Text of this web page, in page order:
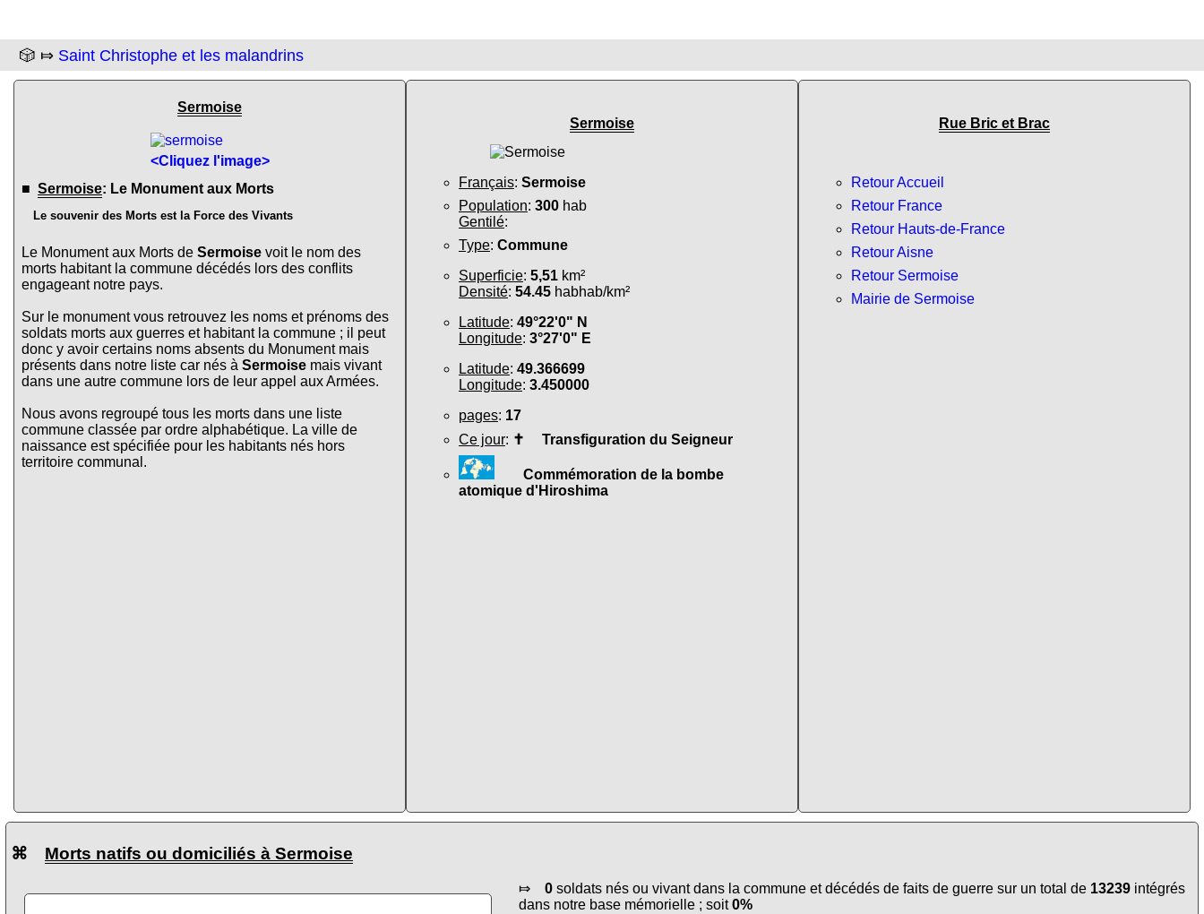
🎲 ⤇ Saint Christophe et les malandrins
Sermoise
<Cliquez l'image>
■ Sermoise: Le Monument aux Morts
Le souvenir des Morts est la Force des Vivants
Le Monument aux Morts de Sermoise voit le nom des
morts habitant la commune décédés lors des conflits
engageant notre pays.
Sur le monument vous retrouvez les noms et prénoms des
soldats morts aux guerres et habitant la commune ; il peut
donc y avoir certains noms absents du Monument mais
présents dans notre liste car nés à Sermoise mais vivant
dans une autre commune lors de leur appel aux Armées.
Nous avons regroupé tous les morts dans une liste
commune classée par ordre alphabétique. La ville de
naissance est spécifiée pour les habitants nés hors
territoire communal.
Sermoise
Français: Sermoise
Population: 300 hab
Gentilé:
Type: Commune
Superficie: 5,51 km²
Densité: 54.45 habhab/km²
Latitude: 49°22'0" N
Longitude: 3°27'0" E
Latitude: 49.366699
Longitude: 3.450000
pages: 17
Ce jour: ✝ Transfiguration du Seigneur
Commémoration de la bombe
atomique d'Hiroshima
Rue Bric et Brac
Retour Accueil
Retour France
Retour Hauts-de-France
Retour Aisne
Retour Sermoise
Mairie de Sermoise
⌘ Morts natifs ou domiciliés à Sermoise
⤇ 0 soldats nés ou vivant dans la commune et décédés de faits de guerre sur un total de 13239 intégrés
dans notre base mémorielle ; soit0%